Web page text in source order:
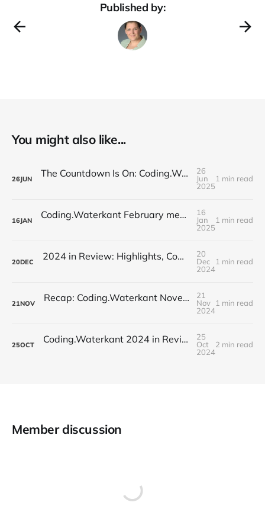
Published by:
You might also like...
26JUN The Countdown Is On: Coding.Waterkant 2025 Is About to Begin
26
Jun
2025
1 min read
16JAN Coding.Waterkant February meetup: Identifying Toxic Commits // Auto-Documentation for Repositories
16
Jan
2025
1 min read
20DEC 2024 in Review: Highlights, Community, and a Festive Farewell
20
Dec
2024
1 min read
21NOV Recap: Coding.Waterkant November Meetup – AI Frontiers
21
Nov
2024
1 min read
25OCT Coding.Waterkant 2024 in Review: Schuhmann's AI Innovation Kickoff
25
Oct
2024
2 min read
Member discussion